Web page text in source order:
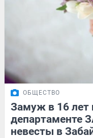
ОБЩЕСТВО
Замуж в 16 лет
департаменте
невесты в